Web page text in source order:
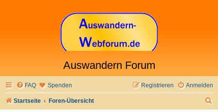
Auswandern Forum
FAQ Spenden Anmelden
Registrieren
Startseite Foren-Übersicht